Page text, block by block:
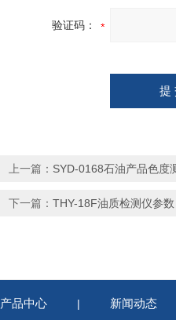
验证码：
上一篇： SYD-0168石油产品色度
下一篇： THY-18F油质检测仪参数
产品中心 | 新闻动态